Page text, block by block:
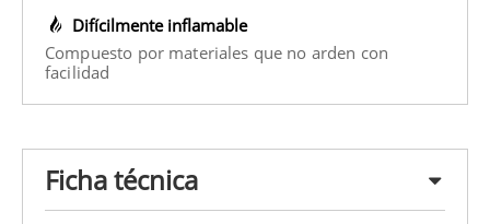
Difícilmente inflamable
Compuesto por materiales que no arden con
facilidad
Ficha técnica